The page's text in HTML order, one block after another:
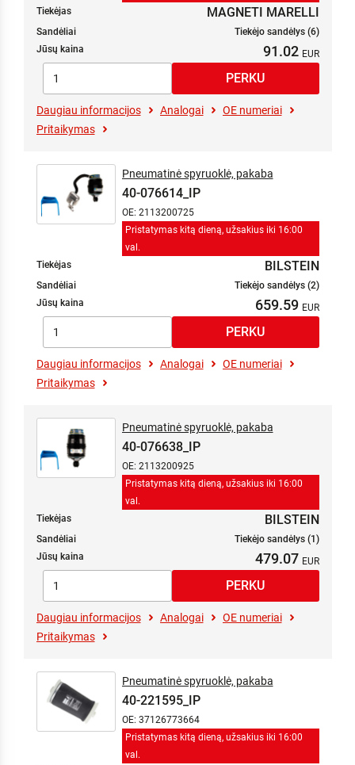
Tiekėjas MAGNETI MARELLI
Sandėliai
Tiekėjo sandėlys (6)
Jūsų kaina
91.02
Daugiau informacijos Analogai
OE numeriai
Pritaikymas
Pristatymas kitą dieną, užsakius iki 16:00
val.
Pneumatinė spyruoklė, pakaba
40-076614_IP
OE: 2113200725
Tiekėjas BILSTEIN
Sandėliai
Tiekėjo sandėlys (2)
Jūsų kaina
659.59
Daugiau informacijos Analogai
OE numeriai
Pritaikymas
Pristatymas kitą dieną, užsakius iki 16:00
val.
Pneumatinė spyruoklė, pakaba
40-076638_IP
OE: 2113200925
Tiekėjas BILSTEIN
Sandėliai
Tiekėjo sandėlys (1)
Jūsų kaina
479.07
Daugiau informacijos Analogai
OE numeriai
Pritaikymas
Pristatymas kitą dieną, užsakius iki 16:00
val.
Pneumatinė spyruoklė, pakaba
40-221595_IP
OE: 37126773664